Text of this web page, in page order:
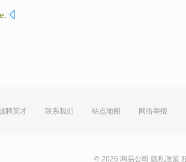
聘英才 联系我们 站点地图 网络举报
© 2026 网易公司 隐私政策